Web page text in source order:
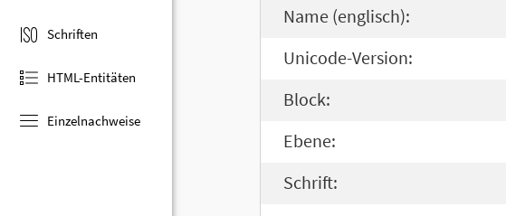
Schriften
HTML-Entitäten
Einzelnachweise
Name (englisch):
Unicode-Version:
Block:
Ebene:
Schrift: